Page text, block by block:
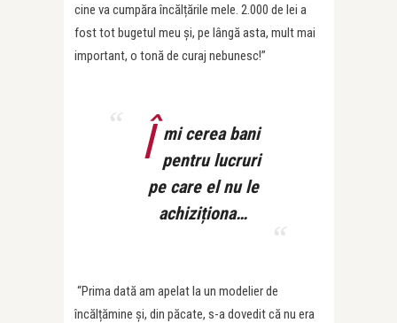
cine va cumpăra încălțările mele. 2.000 de lei a
fost tot bugetul meu și, pe lângă asta, mult mai
important, o tonă de curaj nebunesc!”
Î mi cerea bani
pentru lucruri
pe care el nu le
achiziționa…
“Prima dată am apelat la un modelier de
încălțămine și, din păcate, s-a dovedit că nu era